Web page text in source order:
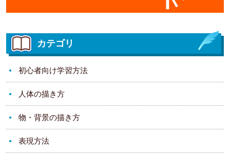
カテゴリ
初心者向け学習方法
人体の描き方
物・背景の描き方
表現方法